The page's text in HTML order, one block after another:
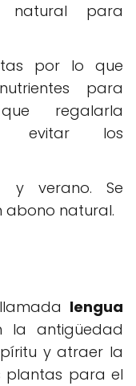
natural para
por lo que
para
regalarla
y evitar los
y verano. Se
abono natural.
lengua
la antigüedad
y atraer la
plantas para el